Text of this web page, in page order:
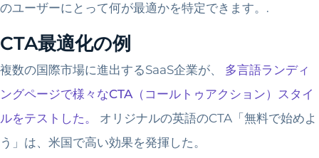
のユーザーにとって何が最適かを特定できます。.
CTA最適化の例
複数の国際市場に進出するSaaS企業が、 多言語ランディ
ングページで様々なCTA（コールトゥアクション）スタイ
ルをテストした。
オリジナルの英語のCTA「無料で始めよ
う」は、米国で高い効果を発揮した。